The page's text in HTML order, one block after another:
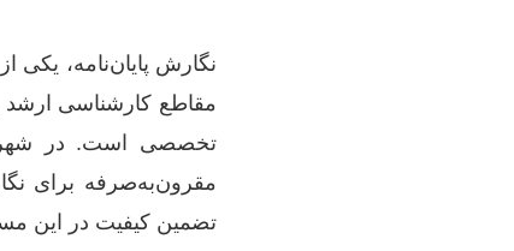
نگارش پایان‌نامه،
مقاطع کارشناسی ارشد
تخصصی است. در شهر
مقرون‌به‌صرفه برای
تضمین کیفیت در این